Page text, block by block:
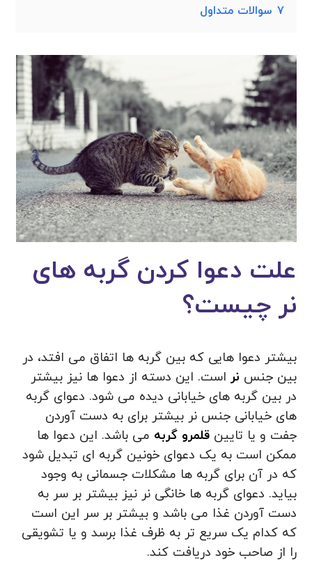
7 سوالات متداول
علت دعوا کردن گربه های
نر چیست؟
بیشتر دعوا هایی که بین گربه ها اتفاق می افتد، در
بین جنس نر است. این دسته از دعوا ها نیز بیشتر
در بین گربه های خیابانی دیده می شود. دعوای گربه
های خیابانی جنس نر بیشتر برای به دست آوردن
جفت و یا تایین قلمرو گربه می باشد. این دعوا ها
ممکن است به یک دعوای خونین گربه ای تبدیل شود
که در آن برای گربه ها مشکلات جسمانی به وجود
بیاید. دعوای گربه ها خانگی نر نیز بیشتر بر سر به
دست آوردن غذا می باشد و بیشتر بر سر این است
که کدام یک سریع تر به ظرف غذا برسد و یا تشویقی
را از صاحب خود دریافت کند.